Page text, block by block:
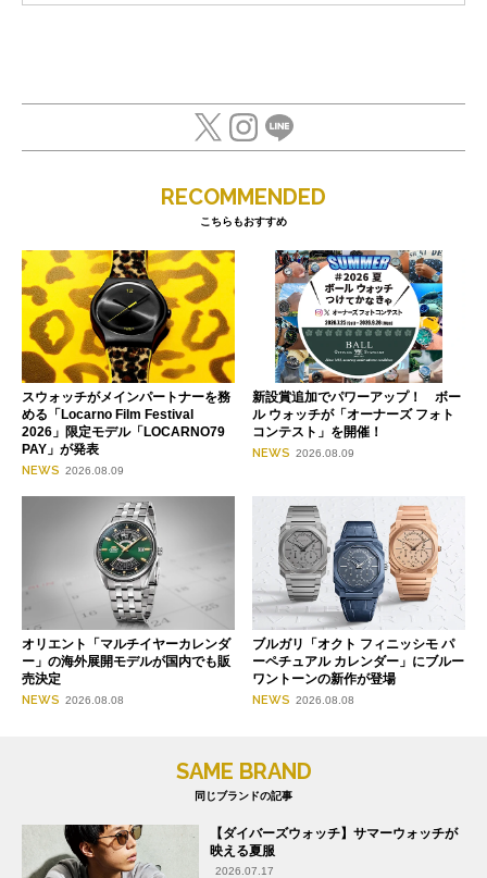
RECOMMENDED
こちらもおすすめ
スウォッチがメインパートナーを務
める「Locarno Film Festival
2026」限定モデル「LOCARNO79
PAY」が発表
NEWS 2026.08.09
新設賞追加でパワーアップ！ ボー
ル ウォッチが「オーナーズ フォト
コンテスト」を開催！
NEWS 2026.08.09
オリエント「マルチイヤーカレンダ
ー」の海外展開モデルが国内でも販
売決定
NEWS 2026.08.08
ブルガリ「オクト フィニッシモ パ
ーペチュアル カレンダー」にブルー
ワントーンの新作が登場
NEWS 2026.08.08
SAME BRAND
同じブランドの記事
【ダイバーズウォッチ】サマーウォッチが
映える夏服
2026.07.17